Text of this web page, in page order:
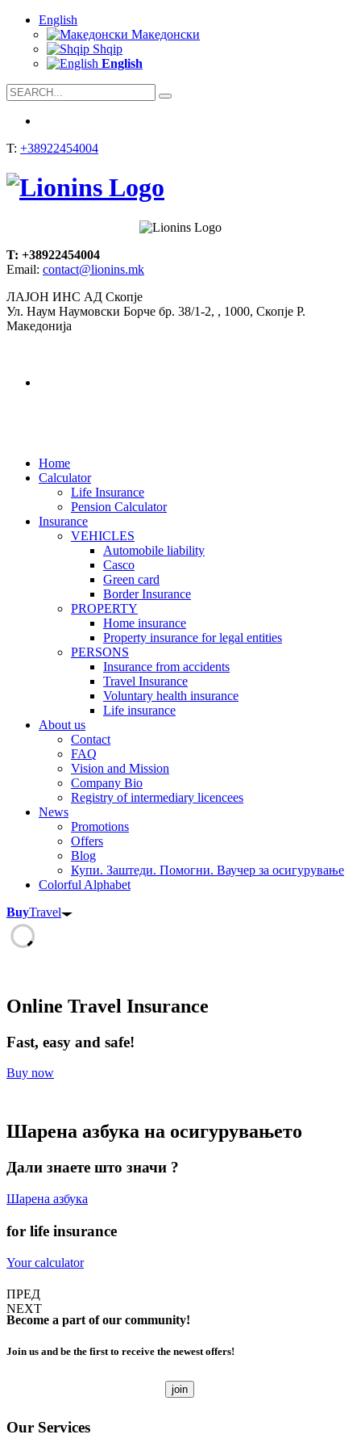
English
Mакедонски
Shqip
English
T: +38922454004
T: +38922454004
Email: contact@lionins.mk
ЛАЈОН ИНС АД Скопје
Ул. Наум Наумовски Борче бр. 38/1-2, , 1000, Скопје Р.
Македонија
Home
Calculator
Life Insurance
Pension Calculator
Insurance
VEHICLES
Automobile liability
Casco
Green card
Border Insurance
PROPERTY
Home insurance
Property insurance for legal entities
PERSONS
Insurance from accidents
Travel Insurance
Voluntary health insurance
Life insurance
About us
Contact
FAQ
Vision and Mission
Company Bio
Registry of intermediary licencees
News
Promotions
Offers
Blog
Купи. Заштеди. Помогни. Ваучер за осигурување
Colorful Alphabet
BuyTravel
Online Travel Insurance
Fast, easy and safe!
Buy now
Шарена азбука на осигурувањето
Дали знаете што значи ?
Шарена азбука
for life insurance
Your calculator
ПРЕД
NEXT
Become a part ofour community!
Join us and be the first to receive the newest offers!
join
Our Services